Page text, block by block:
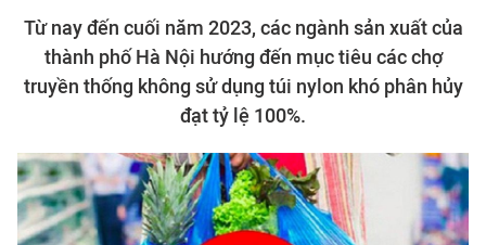
Từ nay đến cuối năm 2023, các ngành sản xuất của
thành phố Hà Nội hướng đến mục tiêu các chợ
truyền thống không sử dụng túi nylon khó phân hủy
đạt tỷ lệ 100%.